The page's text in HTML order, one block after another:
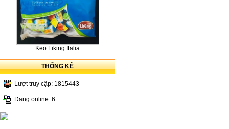
Kẹo Liking Italia
THỐNG KÊ
Lượt truy cập: 1815443
Đang online: 6